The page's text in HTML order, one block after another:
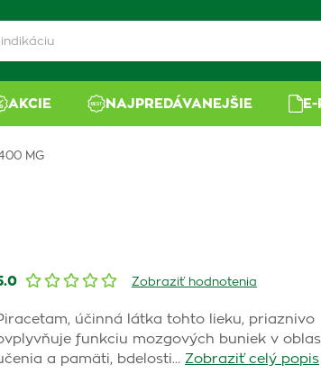
AKCIE NAJPREDÁVANEJŠIE
MG
Zobraziť hodnotenia
účinná látka tohto lieku, priaznivo
funkciu mozgových buniek v
a pamäti, bdelosti… Zobraziť celý popis